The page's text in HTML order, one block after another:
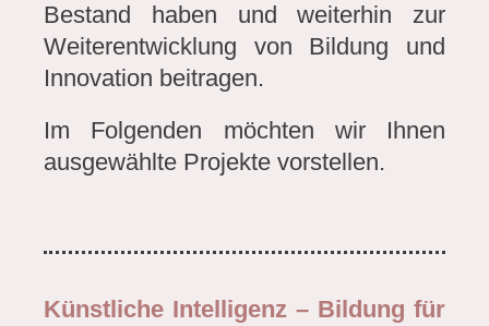
Bestand haben und weiterhin zur
Weiterentwicklung von Bildung und
Innovation beitragen.
Im Folgenden möchten wir Ihnen
ausgewählte Projekte vorstellen.
Künstliche Intelligenz – Bildung für